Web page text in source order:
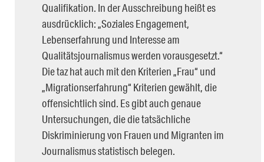
Qualifikation. In der Ausschreibung heißt es
ausdrücklich: „Soziales Engagement,
Lebenserfahrung und Interesse am
Qualitätsjournalismus werden vorausgesetzt.“
Die taz hat auch mit den Kriterien „Frau“ und
„Migrationserfahrung“ Kriterien gewählt, die
offensichtlich sind. Es gibt auch genaue
Untersuchungen, die die tatsächliche
Diskriminierung von Frauen und Migranten im
Journalismus statistisch belegen.